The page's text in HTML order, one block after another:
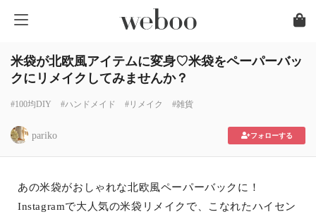
米袋が北欧風アイテムに変身♡米袋をペーパーバッ
クにリメイクしてみませんか？
#100均DIY #ハンドメイド #リメイク #雑貨
pariko フォローする
あの米袋がおしゃれな北欧風ペーパーバックに！
Instagramで大人気の米袋リメイクで、こなれたハイセン